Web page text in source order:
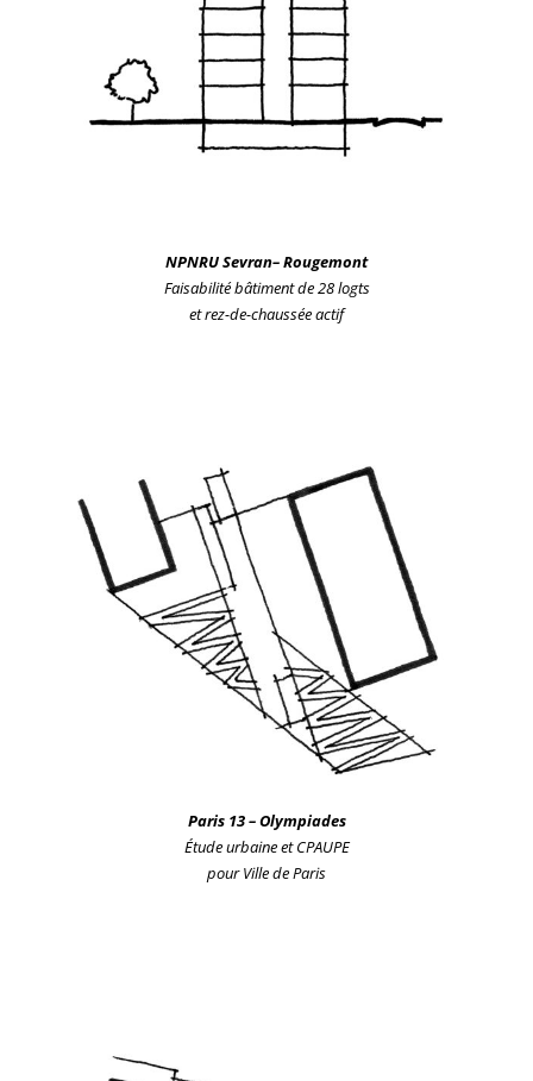
NPNRU Sevran– Rougemont
Faisabilité bâtiment de 28 logts
et rez-de-chaussée actif
Paris13 – Olympiades
Étude urbaineet CPAUPE
pour Ville de Paris